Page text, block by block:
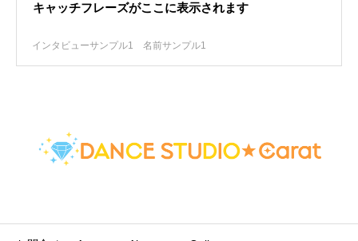
キャッチフレーズがここに表示されます
インタビューサンプル1 名前サンプル1